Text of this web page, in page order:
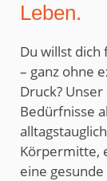
Leben.
Du willst
– ganz ohne
Druck?
Bedürfnisse
Körpermitte,
eine